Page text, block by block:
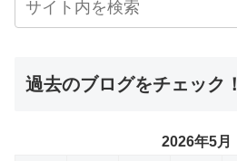
過去のブログをチェック！
2026年5月